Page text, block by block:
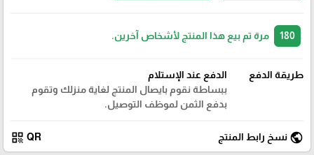
مرة تم بيع هذا المنتج لأشخاص آخرين.
طريقة الدفع
الدفع عند الإستلام
ببساطة نقوم بايصال المنتج لغاية منزلك وتقوم
بدفع الثمن لموظف التوصيل.
public نسخ رابط المنتج QR
qr_code